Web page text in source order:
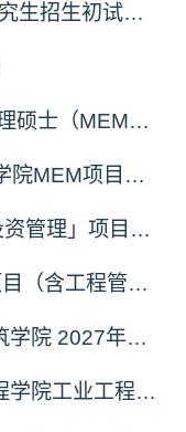
关于调整我校2027年硕士研究生招生初试科目的公告
2027年上海海事大学工程管理硕士（MEM）宁波产教融合研究生培养项目
上海交通大学生命科学技术学院MEM项目全新介绍
2027中央财经大学MEM「投资管理」项目招生专题正式上线
2027年上海理工大学MEM项目（含工程管理、工业工程与管理、物流工程与管理）奖助学金政策发布
武汉理工大学土木工程与建筑学院 2027年工程管理硕士（MEM）招生简章
上海交通大学机械与动力工程学院工业工程学科硕士生招生专业及统考科目调整公告